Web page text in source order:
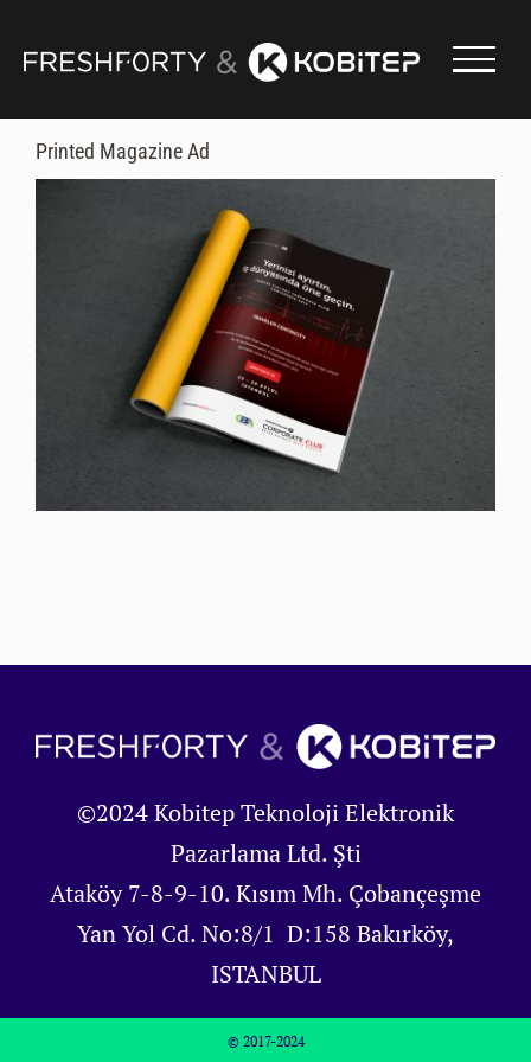
Printed Magazine Ad
©2024 Kobitep Teknoloji Elektronik
Pazarlama Ltd. Şti
Ataköy 7-8-9-10. Kısım Mh. Çobançeşme
Yan Yol Cd. No:8/1 D:158 Bakırköy,
ISTANBUL
© 2017-2024